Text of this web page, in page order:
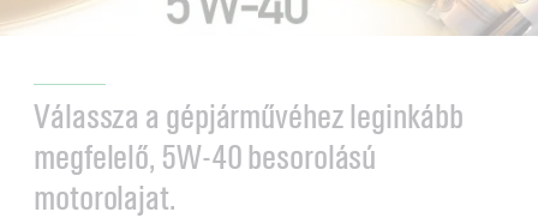
Válassza a gépjárművéhez leginkább
megfelelő, 5W-40 besorolású
motorolajat.